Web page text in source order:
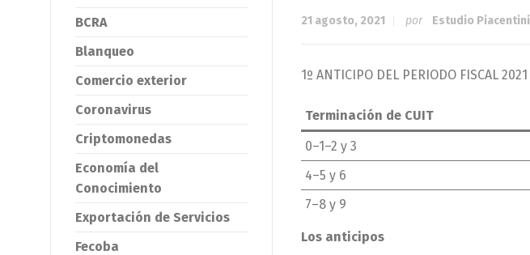
21 agosto, 2021 por Estudio Piacentini
1º ANTICIPO DEL PERIODO FISCAL 2021
Terminación de CUIT
0–1–2 y 3
4–5 y 6
7–8 y 9
Los anticipos
BCRA
Blanqueo
Comercio exterior
Coronavirus
Criptomonedas
Economía del
Conocimiento
Exportación de Servicios
Fecoba